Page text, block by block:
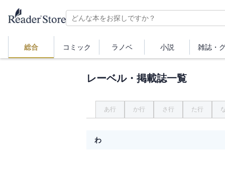
総合 コミック ラノベ 小説 雑誌・
レーベル・掲載誌一覧
あ行 か行 さ行 た行
わ